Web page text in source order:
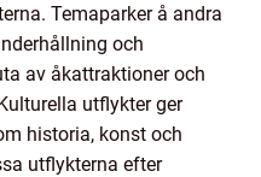
Temaparker å andra
och
av åkattraktioner och
utflykter ger
historia, konst och
utflykterna efter